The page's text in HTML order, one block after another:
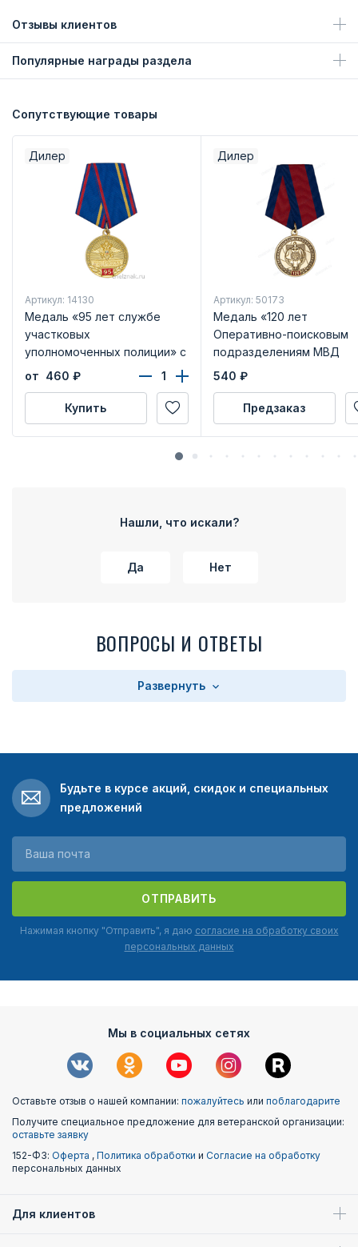
Отзывы клиентов
Популярные награды раздела
Сопутствующие товары
Дилер
Артикул: 14130
Медаль «95 лет службе
участковых
уполномоченных полиции» с
бланком удостоверения
от 460 ₽
Купить
Дилер
Артикул: 50173
Медаль «120 лет
Оперативно-поисковым
подразделениям МВД
России» с бланком
540 ₽
Предзаказ
Нашли, что искали?
Да Нет
ВОПРОСЫ И ОТВЕТЫ
Развернуть
Будьте в курсе акций, скидок и специальных
предложений
ОТПРАВИТЬ
Нажимая кнопку "Отправить", я даю согласие на обработку своих
персональных данных
Мы в социальных сетях
Оставьте отзыв о нашей компании: пожалуйтесь или поблагодарите
Получите специальное предложение для ветеранской организации:
оставьте заявку
152-ФЗ: Оферта , Политика обработки и Согласие на обработку
персональных данных
Для клиентов